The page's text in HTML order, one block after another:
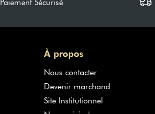
À propos
Nous contacter
Devenir marchand
Site Institutionnel